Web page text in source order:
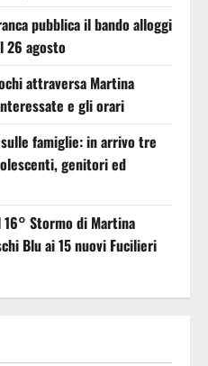
pubblica il bando alloggi
26 agosto
attraversa Martina
e gli orari
famiglie: in arrivo tre
genitori ed
Stormo di Martina
Blu ai 15 nuovi Fucilieri